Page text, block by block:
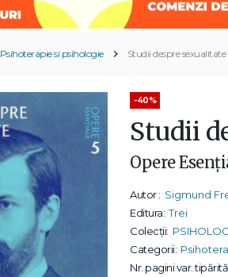
Psihoterapie si psihologie Studii despre sexualitate
-40%
Studii
Opere
Autor : Sigmund
Editura: Trei
Colecții:
Categorii:
Nr. pagini var.